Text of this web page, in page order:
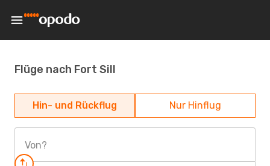
Flüge nach Fort Sill
Hin- und Rückflug Nur Hinflug
Von?